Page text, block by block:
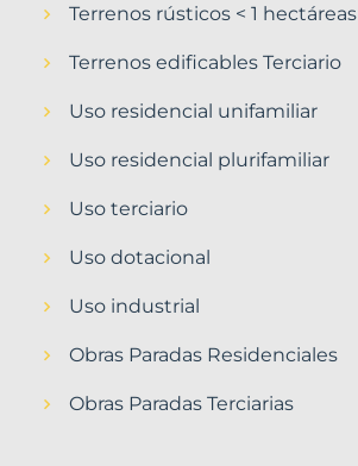
Terrenos rústicos < 1 hectáreas
Terrenos edificables Terciario
Uso residencial unifamiliar
Uso residencial plurifamiliar
Uso terciario
Uso dotacional
Uso industrial
Obras Paradas Residenciales
Obras Paradas Terciarias